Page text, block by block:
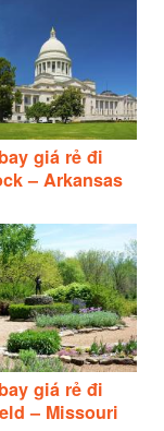
giá rẻ đi
– Arkansas
giá rẻ đi
– Missouri